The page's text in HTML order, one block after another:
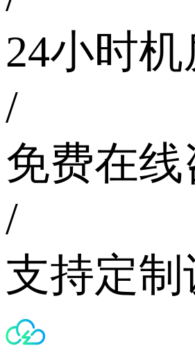
24小时
/
免费在线
/
支持定制